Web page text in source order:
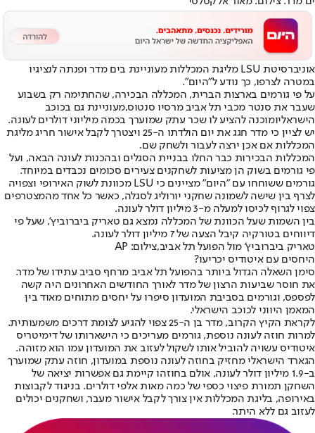
אוניברסיטת LSU מליגת המכללות מעוניינת בים מדר ופנתה לנציגיו
במטרה לצרפו, כך נודע ל״היום״.
על פי גורמים בארצות הברית, המכללה הבכירה, שהחתימה רק בשבוע
שעבר את סנטר מכבי תל אביב מרסיו סנטוס,מעוניינת גם בכוכב
הישראליומוכנה להציע לו שכר עתק שמוערך בכמה מיליוני דולרים לעונה.
יש לציין כי מדר חגג את יום הולדתו ה-25 ויצטרך לקבל אישור חריג מליגת
המכללות אם אכן ירצה לעבור ולשחק שם.
המכללות הבכירות כבר החלו בבניית הסגלים ובהכנות לעונה הבאה, ועל
פי גורמים בשוק הן מציעות לשחקנים צעירים סכומים נכבדים במיוחד.
גורמים ששוחחו עם ״היום״ מציינים כי LSU מכוונת לשוק האירופי וצפויה
לצרף בין שישה לשמונה שחקני יורוליג לסגלה, כאשר כל אחד מהמצטרפים
צפוי לגרוף לכיסו למעלה מ-3 מיליון דולר לעונה.
בין השמות שעל הכוונת של המכללה נמצא גם טאריק ביברוביץ', שעל פי
דיווחים בטורקיה קיבל הצעה של 7 מיליון דולר לעונה.
טאריק ביברוביץ' מול הפועל תל אביב,צילום: AP
היחסים עם איטודיס יכריעו?
סימן השאלה הגדול ביותר בהפועל תל אביב מרחף סביב עתידו של מדר.
את חוסר שביעות הרצון של מדר לאורך החודשים האחרונים היה קשה
לפספס, וגורמים בסביבת המועדון סיפרו על יחסים מתוחים מאוד בין
המאמן היווני לכוכב הישראלי.
לקראת הקיץ הקרוב, מדר בן ה-25 צפוי להגיע לצומת דרכים משמעותית.
למרות חוזה לעונה נוספת, גורמים מעריכים כי הישארותו של דימיטריס
איטודיס עשויה להוביל אותו לשקול לעזוב את המועדון עמו הוא מזוהה.
הגארד הישראלי מחזיק בחוזה לעונה נוספת במועדון, חוזה עתק שמוערך
ב-1.9 מיליון דולר לעונה, אולם בחוזהו קיימת גם אפשרות יציאה של
השחקן תמורת פיצוי כספי של כמה מאות אלפי דולרים. בניגוד לקבוצות
באירופה, בליגת המכללות אין צורך לקבל אישור מעבר, ושחקנים יכולים
לעזוב גם ללא היתר.